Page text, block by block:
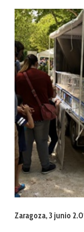
Zaragoza, 3 junio